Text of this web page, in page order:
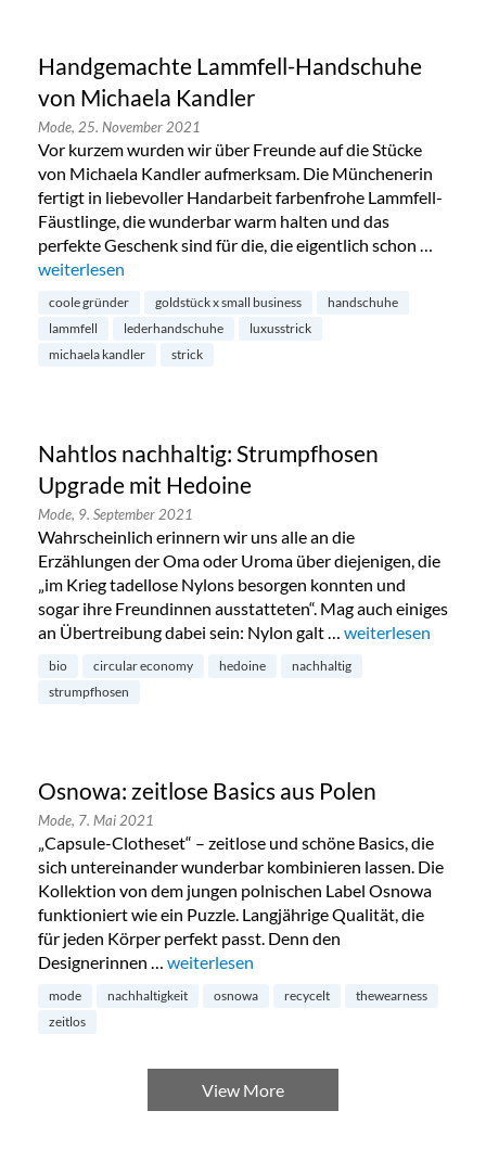
Handgemachte Lammfell-Handschuhe
von Michaela Kandler
Mode, 25. November 2021
Vor kurzem wurden wir über Freunde auf die Stücke
von Michaela Kandler aufmerksam. Die Münchenerin
fertigt in liebevoller Handarbeit farbenfrohe Lammfell-
Fäustlinge, die wunderbar warm halten und das
perfekte Geschenk sind für die, die eigentlich schon …
„Handgemachte Lammfell-Handschuhe von Michaela
weiterlesen
coole gründer goldstück x small business
handschuhe
lammfell
lederhandschuhe
luxusstrick
michaela kandler
strick
Nahtlos nachhaltig: Strumpfhosen
Upgrade mit Hedoine
Mode, 9. September 2021
Wahrscheinlich erinnern wir uns alle an die
Erzählungen der Oma oder Uroma über diejenigen, die
„im Krieg tadellose Nylons besorgen konnten und
sogar ihre Freundinnen ausstatteten“. Mag auch einiges
an Übertreibung dabei sein: Nylon galt … „Nahtlos
weiterlesen
bio circular economy hedoine
nachhaltig
strumpfhosen
Osnowa: zeitlose Basics aus Polen
Mode, 7. Mai 2021
„Capsule-Clotheset“ – zeitlose und schöne Basics, die
sich untereinander wunderbar kombinieren lassen. Die
Kollektion von dem jungen polnischen Label Osnowa
funktioniert wie ein Puzzle. Langjährige Qualität, die
für jeden Körper perfekt passt. Denn den
Designerinnen … „Osnowa: zeitlose Basics aus Polen“
weiterlesen
mode nachhaltigkeit osnowa recycelt
thewearness
zeitlos
View More